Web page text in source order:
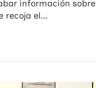
información sobre
recoja el...